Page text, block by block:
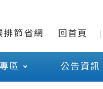
排節省網 回首頁
區 公告資訊